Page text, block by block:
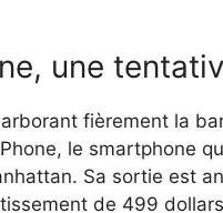
une
fièrement la
le smartphone
Sa sortie est
de 499